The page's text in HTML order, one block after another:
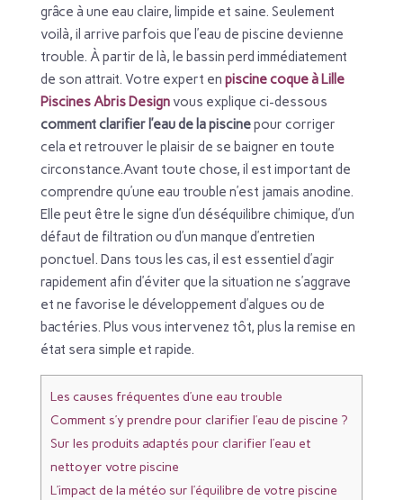
grâce à une eau claire, limpide et saine. Seulement
voilà, il arrive parfois que l’eau de piscine devienne
trouble. À partir de là, le bassin perd immédiatement
de son attrait. Votre expert en piscine coque à Lille
Piscines Abris Designvous explique ci-dessous
comment clarifier l’eau de la piscinepour corriger
cela et retrouver le plaisir de se baigner en toute
circonstance.Avant toute chose, il est important de
comprendre qu’une eau trouble n’est jamais anodine.
Elle peut être le signe d’un déséquilibre chimique, d’un
défaut de filtration ou d’un manque d’entretien
ponctuel. Dans tous les cas, il est essentiel d’agir
rapidement afin d’éviter que la situation ne s’aggrave
et ne favorise le développement d’algues ou de
bactéries. Plus vous intervenez tôt, plus la remise en
état sera simple et rapide.
Les causes fréquentes d’une eau trouble
Comment s’y prendre pour clarifier l’eau de piscine ?
Sur les produits adaptés pour clarifier l’eau et
nettoyer votre piscine
L’impact de la météo sur l’équilibre de votre piscine